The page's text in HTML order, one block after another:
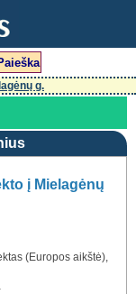
g.
į Mielagėnų
(Europos aikštė),